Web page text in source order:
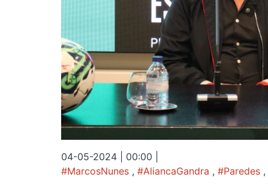
04-05-2024 | 00:00
#MarcosNunes , #AliancaGandra , #Paredes ,